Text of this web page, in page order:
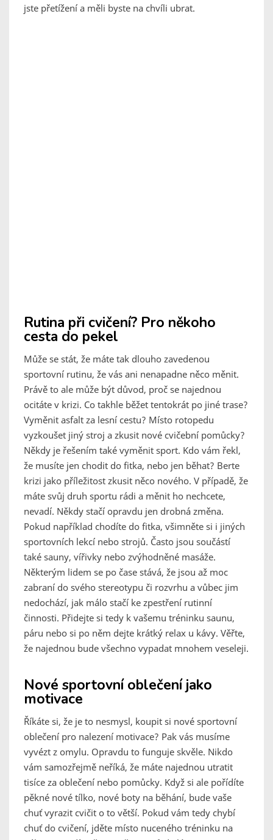
jste přetížení a měli byste na chvíli ubrat.
Rutina při cvičení? Pro někoho
cesta do pekel
Může se stát, že máte tak dlouho zavedenou
sportovní rutinu, že vás ani nenapadne něco měnit.
Právě to ale může být důvod, proč se najednou
ocitáte v krizi. Co takhle běžet tentokrát po jiné trase?
Vyměnit asfalt za lesní cestu? Místo rotopedu
vyzkoušet jiný stroj a zkusit nové cvičební pomůcky?
Někdy je řešením také vyměnit sport. Kdo vám řekl,
že musíte jen chodit do fitka, nebo jen běhat? Berte
krizi jako příležitost zkusit něco nového. V případě, že
máte svůj druh sportu rádi a měnit ho nechcete,
nevadí. Někdy stačí opravdu jen drobná změna.
Pokud například chodíte do fitka, všimněte si i jiných
sportovních lekcí nebo strojů. Často jsou součástí
také sauny, vířivky nebo zvýhodněné masáže.
Některým lidem se po čase stává, že jsou až moc
zabraní do svého stereotypu či rozvrhu a vůbec jim
nedochází, jak málo stačí ke zpestření rutinní
činnosti. Přidejte si tedy k vašemu tréninku saunu,
páru nebo si po něm dejte krátký relax u kávy. Věřte,
že najednou bude všechno vypadat mnohem veseleji.
Nové sportovní oblečení jako
motivace
Říkáte si, že je to nesmysl, koupit si nové sportovní
oblečení pro nalezení motivace? Pak vás musíme
vyvézt z omylu. Opravdu to funguje skvěle. Nikdo
vám samozřejmě neříká, že máte najednou utratit
tisíce za oblečení nebo pomůcky. Když si ale pořídíte
pěkné nové tílko, nové boty na běhání, bude vaše
chuť vyrazit cvičit o to větší. Pokud vám tedy chybí
chuť do cvičení, jděte místo nuceného tréninku na